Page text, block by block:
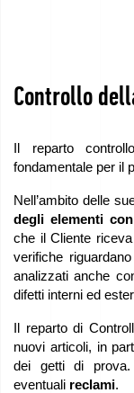
Azienda
Tecnologie
nostri
prodotti
Lavoro
–
Proponiti
ora!
Controllo
Il reparto
fondamentale per il
Nell’ambito delle
degli elementi
che il Cliente
verifiche
analizzati anche
difetti interni ed
Il reparto di
nuovi articoli, in
dei getti di prova.
eventuali reclami.